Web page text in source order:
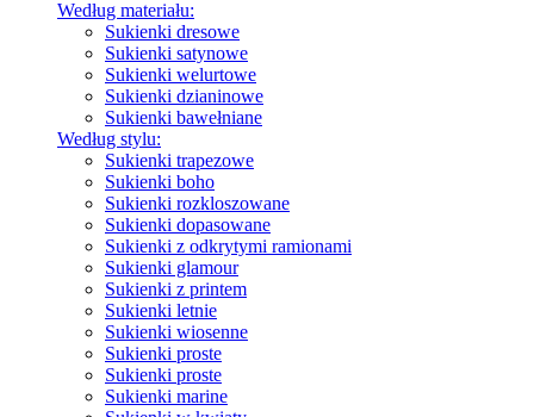
Według materiału:
Sukienki dresowe
Sukienki satynowe
Sukienki welurtowe
Sukienki dzianinowe
Sukienki bawełniane
Według stylu:
Sukienki trapezowe
Sukienki boho
Sukienki rozkloszowane
Sukienki dopasowane
Sukienki z odkrytymi ramionami
Sukienki glamour
Sukienki z printem
Sukienki letnie
Sukienki wiosenne
Sukienki proste
Sukienki proste
Sukienki marine